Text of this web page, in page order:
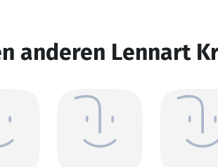
anderen Lennart